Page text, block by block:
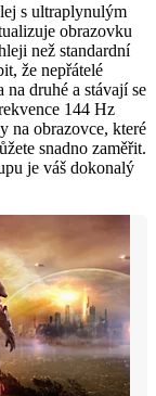
s ultraplynulým
obrazovku
než standardní
že nepřátelé
druhé a stávají se
144 Hz
na obrazovce, které
snadno zaměřit.
je váš dokonalý